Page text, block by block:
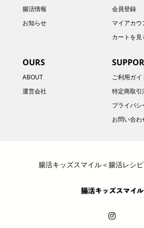
腸活情報
お知らせ
会員登録
マイアカウ
カートを見
OURS
ABOUT
運営会社
ご利用ガイ
特定商取引
プライバシ
お問い合わ
腸活キッズスマイル＜腸活レシ